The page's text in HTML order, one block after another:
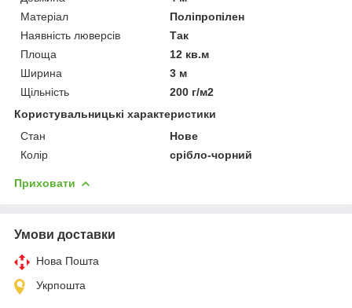
Матеріал
Поліпропілен
Наявність люверсів
Так
Площа
12 кв.м
Ширина
3 м
Щільність
200 г/м2
Користувальницькі характеристики
Стан
Нове
Колір
срібло-чорний
Приховати
Умови доставки
Нова Пошта
Укрпошта